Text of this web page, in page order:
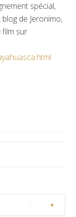
spécial,
de Jeronimo,
sur